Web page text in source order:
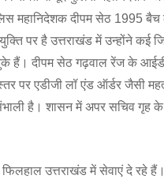
महानिदेशक दीपम सेठ 1995 बैच
पर है उत्तराखंड में उन्होंने कई
हैं। दीपम सेठ गढ़वाल रेंज के
पर एडीजी लॉ एंड ऑर्डर जैसी
संभाली है। शासन में अपर सचिव गृह के
फिलहाल उत्तराखंड में सेवाएं दे रहे हैं।